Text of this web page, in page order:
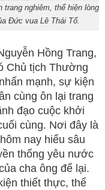
nghiêm, thể hiện lòng
Đức vua Lê Thái Tổ.
Hồng Trang,
Chủ tịch Thường
mạnh, sự kiện
cùng ôn lại trang
đạo cuộc khởi
cùng. Nơi đây là
nay hiểu sâu
thống yêu nước
cha ông để lại.
thiết thực, thể